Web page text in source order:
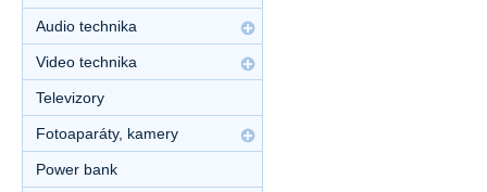
Audio technika
Video technika
Televizory
Fotoaparáty, kamery
Power bank